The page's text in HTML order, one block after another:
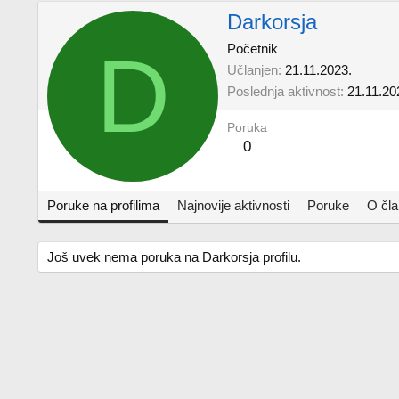
D
Darkorsja
Početnik
Učlanjen 21.11.2023.
Poslednja aktivnost
Poruka
0
Poruke na profilima Najnovije aktivnosti Poruke O
Još uvek nema poruka na Darkorsja profilu.